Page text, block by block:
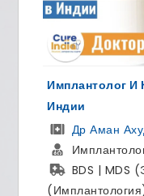
/ Эстетический В
Стоматолог